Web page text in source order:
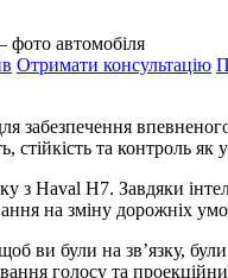
Отримати консультацію
забезпечення
стійкість та контроль
з Haval H7. Завдяки
на зміну дорожніх
ви були на зв’язку,
голосу та